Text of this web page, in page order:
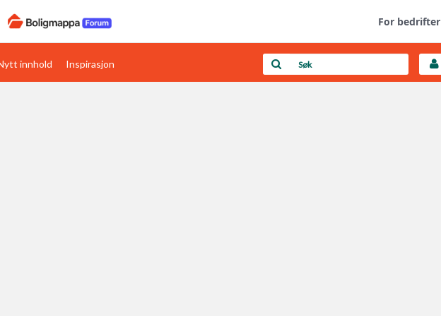
For bedrifter
Boligens papirer Last opp selv
innhold Inspirasjon